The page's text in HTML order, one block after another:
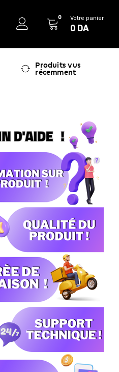
0 Votre panier
0 DA
Produits vus
récemment